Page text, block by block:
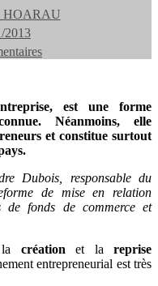
HOARAU
2013
Une
d’entreprendre
la
est une forme
Néanmoins, elle
et constitue surtout
Dubois, responsable du
de mise en relation
de fonds de commerce et
la création et lareprise
entrepreneurial est très